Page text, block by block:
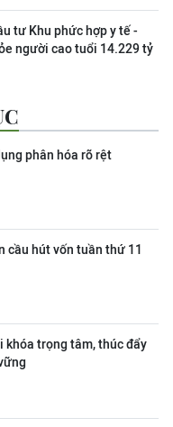
tư Khu phức hợp y tế -
người cao tuổi 14.229 tỷ
phân hóa rõ rệt
cầu hút vốn tuần thứ 11
khóa trọng tâm, thúc đẩy